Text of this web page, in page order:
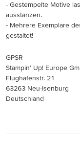
- Gestempelte Motive
ausstanzen.
- Mehrere Exemplare
gestaltet!
GPSR
Stampin’ Up! Europe
Flughafenstr. 21
63263 Neu-Isenburg
Deutschland